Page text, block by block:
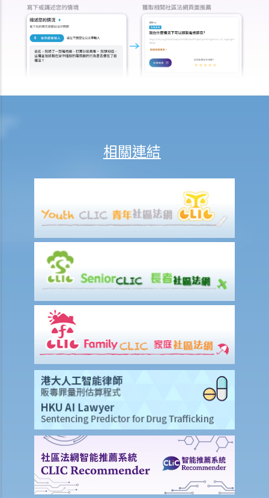
3. 我以三年租期租用一物業，還有兩年才期滿，但我發覺鄰近物業的租
金最近大幅下調。我可否終止現有的租賃，以另覓較便宜的物業租用？
4. 我以三年租期租用一物業。結果，我在裝修和購買適合物業尺寸和佈
局的家具上花了相當多的錢。然而，業主依賴中斷租期條款，在第二年
6. 我的鄰居每天晚上都製造大量噪音。我和子女都難以入睡。我有權提
判決摘要1：租客交還鎖匙給業主這個單一事實本身並不足以完結租賃
（High Yield Ltd 訴 Home Essentials (HK) Ltd）
判決摘要2：僅僅是經營成本或延誤或經營困難，並不足以引起受挫失
效的法律原則（Vember Lord Ltd 訴 The Swatch Group (Hong Kong)
業主將有租約之物業出售
1. 我打算賣掉最近升了值的出租物業，怎樣才可以解除我在有關租賃內
2. 我的業主通知我，已把我所租用的物業賣出，以後需把租金交予新業
主。我可否反對？我根據「舊有」租賃所有的權利會否得到保障？
3. 舊業主跟租客簽訂的租約中包含續租權條款。租客打算行使該續租
權，但新業主拒絕。新業主有權這樣做嗎？
判決摘要：物業買賣是否受到租賃續租選擇權約束取決於具體情況
(Chan Yiu Tong 訴 Wellmake Investments Ltd)
續約事宜
1. 續租權和中斷租期條款有甚麼分別？
2. 業主與租客均同意為現有租約績期。除租金外，雙方已就所有其他條
相關連結